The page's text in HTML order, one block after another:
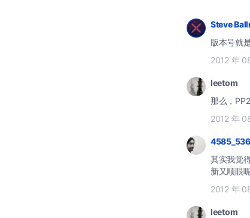
Steve
版本号就
2012 年
leetom
那么，
2012 年
其实我觉
新又顺眼
2012 年
leetom